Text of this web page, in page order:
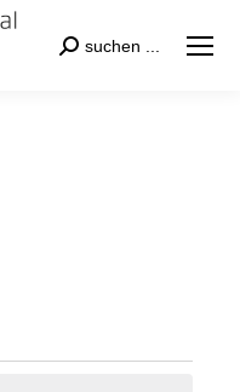
Search:
suchen ...